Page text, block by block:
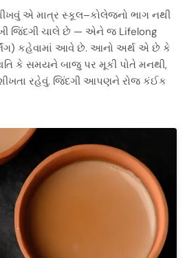
એ માત્ર સ્કૂલ–કોલેજનો ભાગ નથી
જિંદગી ચાલે છે — એને જ Lifelong
કહેવામાં આવે છે. આનો અર્થ એ છે કે
કે સમયને બાજુ પર મૂકી પોતે મનથી,
રહેવું. જિંદગી આપણને રોજ કંઈક